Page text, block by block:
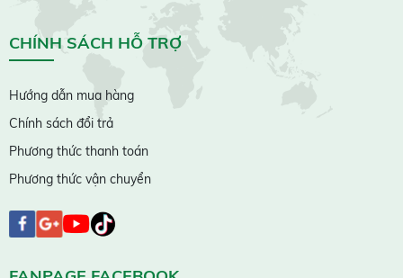
CHÍNH SÁCH HỖ TRỢ
Hướng dẫn mua hàng
Chính sách đổi trả
Phương thức thanh toán
Phương thức vận chuyển